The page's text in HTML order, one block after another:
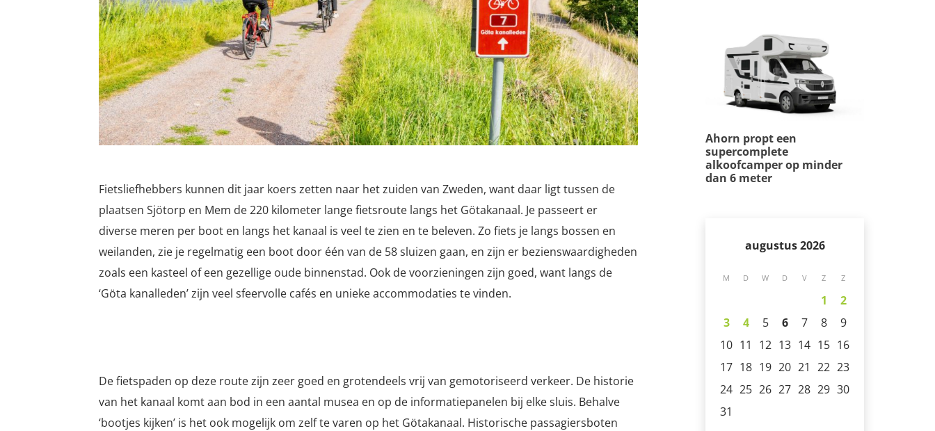
Fietsliefhebbers kunnen dit jaar koers zetten naar het zuiden van Zweden, want daar ligttussen de
plaatsen Sjötorp en Mem de 220 kilometer lange fietsroute langs het Götakanaal. Je passeert er
diverse meren per boot en langs het kanaal is veel te zien en te beleven. Zo fiets je langs bossen en
weilanden, zie je regelmatig een boot door één van de 58 sluizen gaan, en zijn er bezienswaardigheden
zoals een kasteel of een gezellige oude binnenstad. Ook de voorzieningen zijn goed, want langs de
‘Göta kanalleden’ zijn veel sfeervolle cafés en unieke accommodaties te vinden.
De fietspaden op deze route zijn zeer goed en grotendeels vrij van gemotoriseerd verkeer. De historie
van het kanaal komt aan bod in een aantal musea en op de informatiepanelen bij elke sluis. Behalve
‘bootjes kijken’ is het ook mogelijk om zelf te varen op het Götakanaal. Historische passagiersboten
Ahorn propt een
supercomplete
alkoofcamper op minder
dan 6 meter
augustus 2026
M D W D V Z Z
1
2
3
4 5 6 7 8
9
10 11 12 13 14 15 16
17 18 19 20 21 22 23
24 25 26 27 28 29 30
31